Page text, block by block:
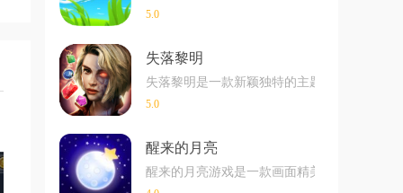
5.0
失落黎明
失落黎明是一款新颖独特的主题消除游戏在
5.0
醒来的月亮
醒来的月亮游戏是一款画面精美，场景设计